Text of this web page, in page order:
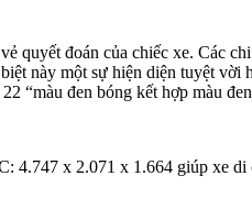
quyết đoán của chiếc xe. Các
này một sự hiện diện tuyệt vời
“màu đen bóng kết hợp màu
4.747 x 2.071 x 1.664 giúp xe di